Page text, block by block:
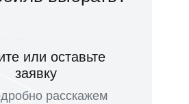
или оставьте
заявку
расскажем